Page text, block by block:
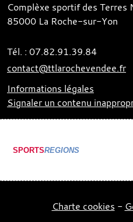
Complèxe sportif des
85000 La Roche-sur-Yon
Tél. : 07.82.91.39.84
contact@ttlarochevendee.fr
Informations légales
Signaler un contenu
SPORTSREGIONS
Charte cookies